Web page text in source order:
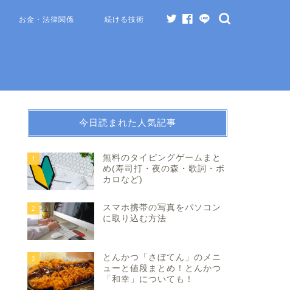
お金・法律関係 続ける技術
今日読まれた人気記事
1
無料のタイピングゲームまと
め(寿司打・夜の森・歌詞・ボ
カロなど)
2
スマホ携帯の写真をパソコン
に取り込む方法
3
とんかつ「さぼてん」のメニ
ューと値段まとめ！とんかつ
「和幸」についても！